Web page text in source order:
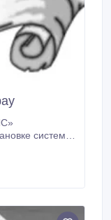
систем
видео
аудио и